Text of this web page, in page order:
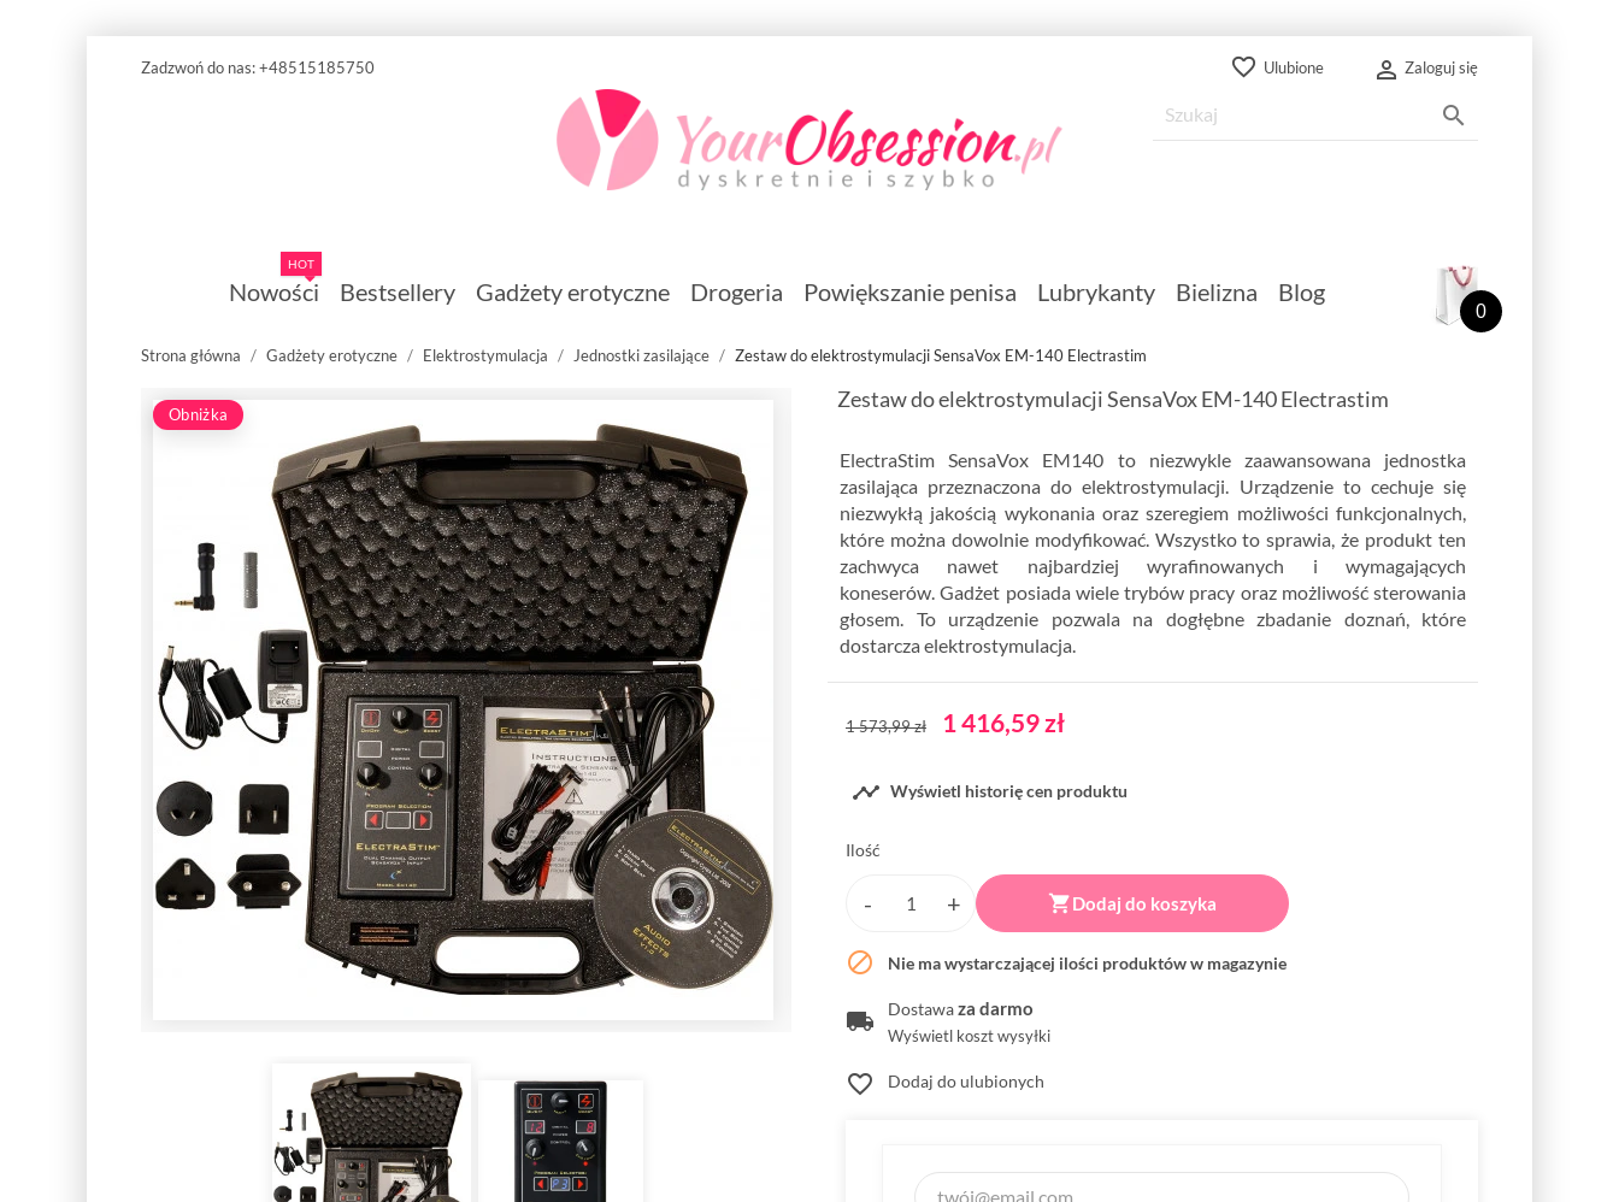
Zadzwoń do nas:+48515185750 favorite_border Ulubione  Zaloguj się

0
Nowości
HOT
Bestsellery Gadżety erotyczne Drogeria Powiększanie penisa Lubrykanty Bielizna Blog
Strona główna Gadżety erotyczne Elektrostymulacja Jednostki zasilające Zestaw do elektrostymulacji SensaVox EM-140 Electrastim
Obniżka
Zestaw do elektrostymulacji SensaVox EM-140 Electrastim
ElectraStim SensaVox EM140 to niezwykle zaawansowana jednostka
zasilająca przeznaczona do elektrostymulacji. Urządzenie to cechuje się
niezwykłą jakością wykonania oraz szeregiem możliwości funkcjonalnych,
które można dowolnie modyfikować. Wszystko to sprawia, że produkt ten
zachwyca nawet najbardziej wyrafinowanych i wymagających
koneserów. Gadżet posiada wiele trybów pracy oraz możliwość sterowania
głosem. To urządzenie pozwala na dogłębne zbadanie doznań, które
dostarcza elektrostymulacja.
1 573,99 zł 1 416,59 zł
 Wyświetl historię cen produktu
Ilość
Dodaj do koszyka
 Nie ma wystarczającej ilości produktów w magazynie
Dostawaza darmo
Wyświetl koszt wysyłki
favorite_border Dodaj do ulubionych